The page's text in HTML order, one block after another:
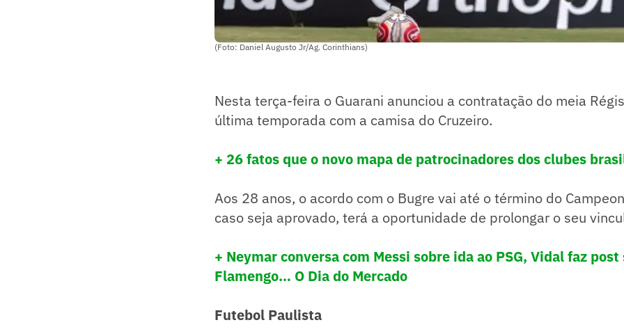
(Foto: Daniel Augusto Jr/Ag. Corinthians)
Nesta terça-feira o Guarani anunciou a contratação do meia
última temporada com a camisa do Cruzeiro.
+ 26 fatos que o novo mapa de patrocinadores dos clubes
Aos 28 anos, o acordo com o Bugre vai até o término do
caso seja aprovado, terá a oportunidade de prolongar o seu
+ Neymar conversa com Messi sobre ida ao PSG, Vidal faz post
Flamengo… O Dia do Mercado
Futebol Paulista